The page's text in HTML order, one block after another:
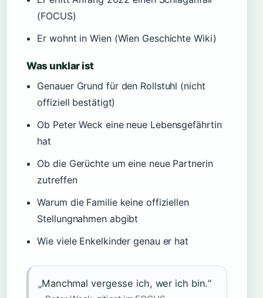
(FOCUS)
Er wohnt in Wien (Wien Geschichte Wiki)
Was unklar ist
Genauer Grund für den Rollstuhl (nicht
offiziell bestätigt)
Ob Peter Weck eine neue Lebensgefährtin
hat
Ob die Gerüchte um eine neue Partnerin
zutreffen
Warum die Familie keine offiziellen
Stellungnahmen abgibt
Wie viele Enkelkinder genau er hat
„Manchmal vergesse ich, wer ich bin.“